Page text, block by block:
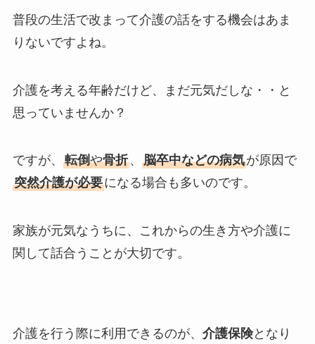
普段の生活で改まって介護の話をする機会はあま
りないですよね。
介護を考える年齢だけど、まだ元気だしな・・と
思っていませんか？
ですが、 転倒や骨折、 脳卒中などの病気が原因で
突然介護が必要になる場合も多いのです。
家族が元気なうちに、これからの生き方や介護に
関して話合うことが大切です。
介護を行う際に利用できるのが、 介護保険となり